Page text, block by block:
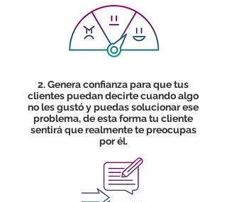
2. Genera confianza para que tus
clientes puedan decirte cuando algo
no les gustó y puedas solucionar ese
problema, de esta forma tu cliente
sentirá que realmente te preocupas
por él.